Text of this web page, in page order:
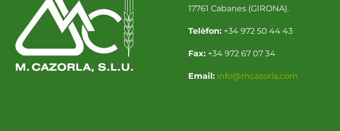
17761 Cabanes (GIRONA).
Telèfon:+34 972 50 44 43
Fax:+34 972 67 07 34
Email: info@mcazorla.com